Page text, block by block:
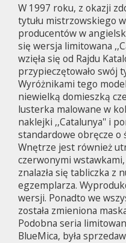
W 1997 roku, z okazji
tytułu mistrzowskiego
producentów w
się wersja limitowana
wzięła się od Rajdu
przypieczętowało swój
Wyróżnikami tego
niewielką domieszką
lusterka malowane w
naklejki ,,Catalunya'' i
standardowe obręcze o
Wnętrze jest również
czerwonymi
znalazła się tabliczka z
egzemplarza.
wersji. Ponadto we
została zmieniona
Podobna seria
BlueMica, była